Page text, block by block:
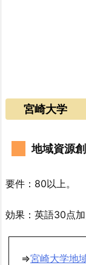
宮崎大学
地域資源
要件：80以上。
効果：英語30点加
⇒宮崎大学地